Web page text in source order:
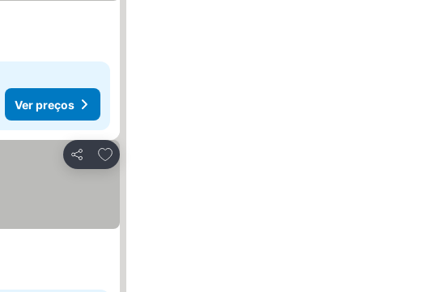
Ver preços
Partilhar
Adicionar aos favoritos